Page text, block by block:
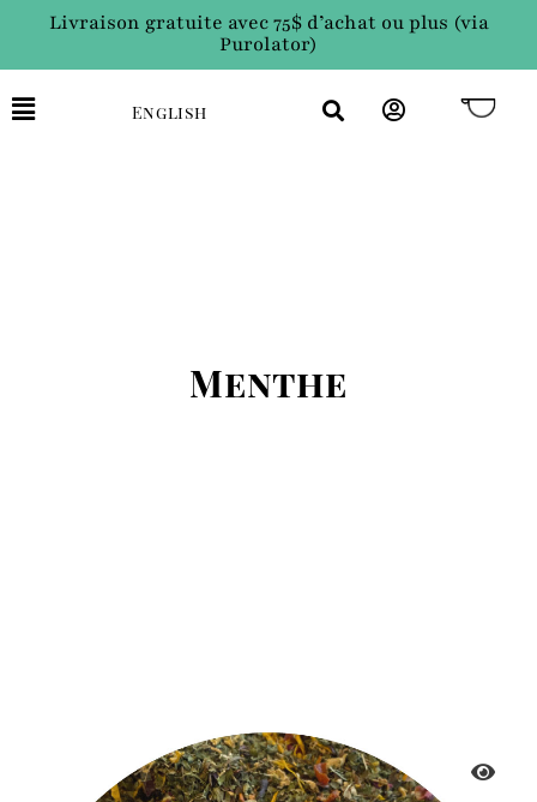
Livraison gratuite avec 75$ d’achat ou plus (via
Purolator)
English
Menthe